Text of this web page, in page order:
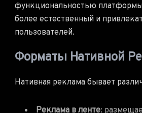
функциональностью
более естественный и
пользователей.
Форматы Нативной
Нативная реклама бывает
Реклама в ленте: